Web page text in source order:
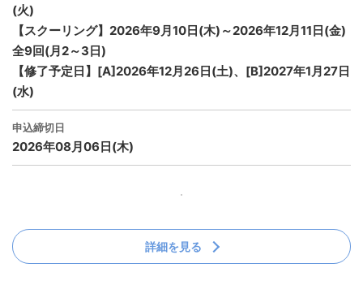
(火)
【スクーリング】2026年9月10日(木)～2026年12月11日(金)
全9回(月2～3日)
【修了予定日】[A]2026年12月26日(土)、[B]2027年1月27日
(水)
申込締切日
2026年08月06日(木)
詳細を見る